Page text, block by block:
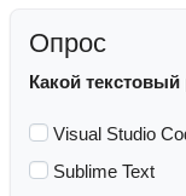
Опрос
Какой
Visual Studio
Sublime Text